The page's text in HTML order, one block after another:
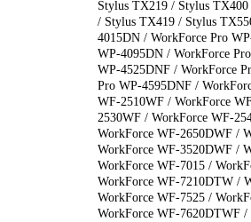
Stylus TX219 / Stylus
/ Stylus TX419 / Stylus
4015DN / WorkForce Pro
WP-4095DN / WorkForce
WP-4525DNF / WorkForce
Pro WP-4595DNF /
WF-2510WF / WorkForce
2530WF / WorkForce WF-
WorkForce WF-2650DWF /
WorkForce WF-3520DWF /
WorkForce WF-7015 /
WorkForce WF-7210DTW /
WorkForce WF-7525 /
WorkForce WF-7620DTWF